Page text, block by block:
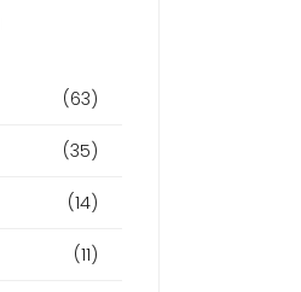
(63)
(35)
(14)
(11)